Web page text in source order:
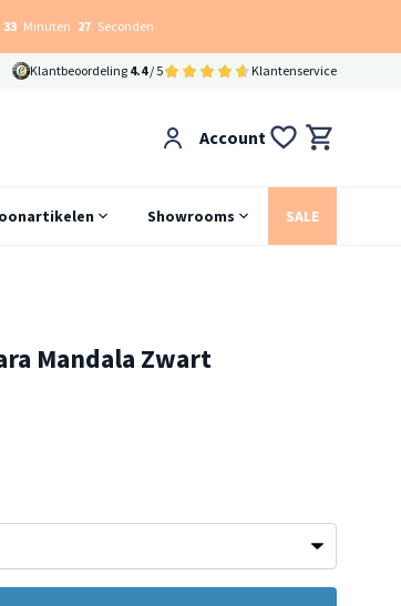
33 Minuten 26 Seconden
Klantbeoordeling 4.4/ 5 Klantenservice
Account
Showrooms SALE
Mandala Zwart